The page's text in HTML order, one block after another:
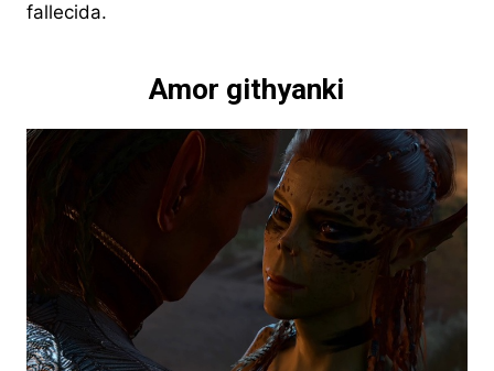
fallecida.
Amor githyanki